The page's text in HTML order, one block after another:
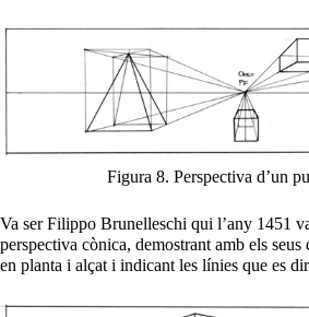
Figura 8. Perspectiva d’un
Va ser Filippo Brunelleschi qui l’any 1451
perspectiva cònica, demostrant amb els
en planta i alçat i indicant les línies que es